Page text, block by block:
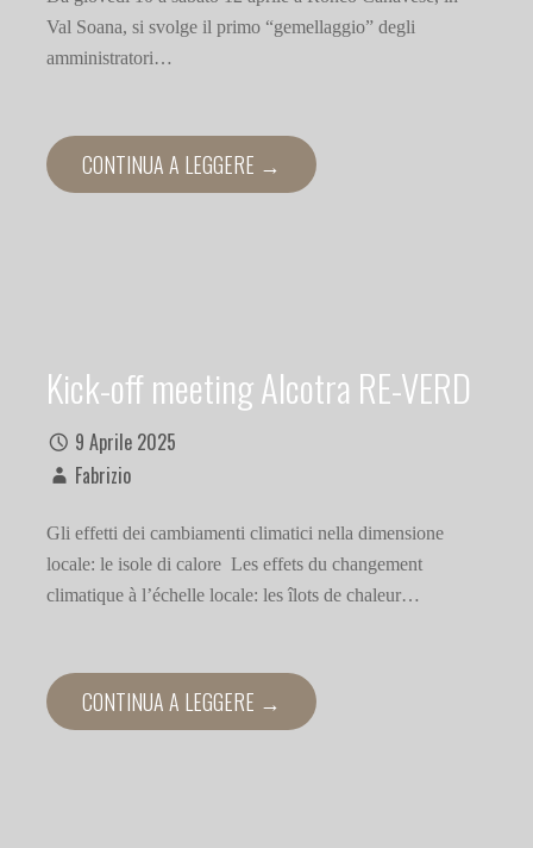
Val Soana, si svolge il primo “gemellaggio” degli
amministratori…
CONTINUA A LEGGERE →
Kick-off meeting Alcotra RE-VERD
9 Aprile 2025
Fabrizio
Gli effetti dei cambiamenti climatici nella dimensione
locale: le isole di calore Les effets du changement
climatique à l’échelle locale: les îlots de chaleur…
CONTINUA A LEGGERE →